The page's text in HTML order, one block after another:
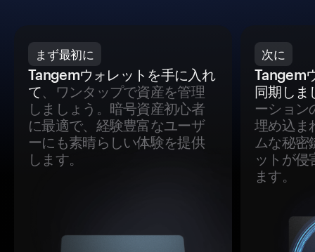
まず最初に
Tangemウォレットを手に入れ
て、ワンタップで資産を管理
しましょう。暗号資産初心者
に最適で、経験豊富なユーザ
ーにも素晴らしい体験を提供
します。
次に
Tangem
同期しま
ーション
埋め込ま
ムな秘密
ットが侵
ます。